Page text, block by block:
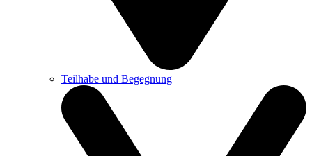
Teilhabe und Begegnung